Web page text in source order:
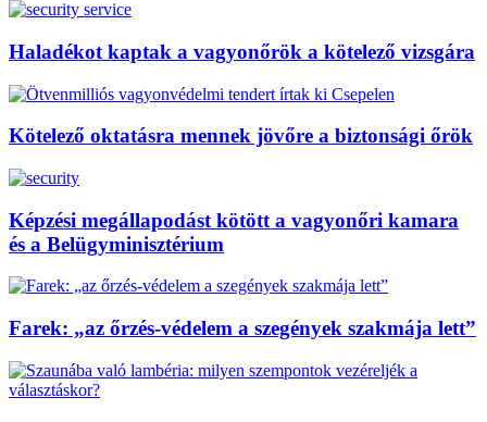
Haladékot kaptak a vagyonőrök a kötelező vizsgára
Kötelező oktatásra mennek jövőre a biztonsági őrök
Képzési megállapodást kötött a vagyonőri kamara
és a Belügyminisztérium
Farek: „az őrzés-védelem a szegények szakmája lett”